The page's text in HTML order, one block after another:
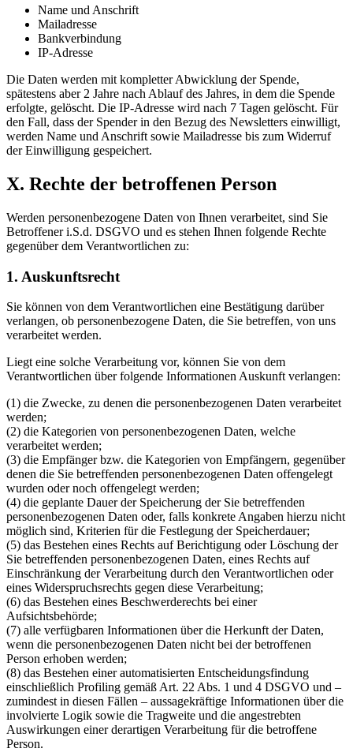
Name und Anschrift
Mailadresse
Bankverbindung
IP-Adresse
Die Daten werden mit kompletter Abwicklung der Spende,
spätestens aber 2 Jahre nach Ablauf des Jahres, in dem die Spende
erfolgte, gelöscht. Die IP-Adresse wird nach 7 Tagen gelöscht. Für
den Fall, dass der Spender in den Bezug des Newsletters einwilligt,
werden Name und Anschrift sowie Mailadresse bis zum Widerruf
der Einwilligung gespeichert.
X. Rechte der betroffenen Person
Werden personenbezogene Daten von Ihnen verarbeitet, sind Sie
Betroffener i.S.d. DSGVO und es stehen Ihnen folgende Rechte
gegenüber dem Verantwortlichen zu:
1. Auskunftsrecht
Sie können von dem Verantwortlichen eine Bestätigung darüber
verlangen, ob personenbezogene Daten, die Sie betreffen, von uns
verarbeitet werden.
Liegt eine solche Verarbeitung vor, können Sie von dem
Verantwortlichen über folgende Informationen Auskunft verlangen:
(1) die Zwecke, zu denen die personenbezogenen Daten verarbeitet
werden;
(2) die Kategorien von personenbezogenen Daten, welche
verarbeitet werden;
(3) die Empfänger bzw. die Kategorien von Empfängern, gegenüber
denen die Sie betreffenden personenbezogenen Daten offengelegt
wurden oder noch offengelegt werden;
(4) die geplante Dauer der Speicherung der Sie betreffenden
personenbezogenen Daten oder, falls konkrete Angaben hierzu nicht
möglich sind, Kriterien für die Festlegung der Speicherdauer;
(5) das Bestehen eines Rechts auf Berichtigung oder Löschung der
Sie betreffenden personenbezogenen Daten, eines Rechts auf
Einschränkung der Verarbeitung durch den Verantwortlichen oder
eines Widerspruchsrechts gegen diese Verarbeitung;
(6) das Bestehen eines Beschwerderechts bei einer
Aufsichtsbehörde;
(7) alle verfügbaren Informationen über die Herkunft der Daten,
wenn die personenbezogenen Daten nicht bei der betroffenen
Person erhoben werden;
(8) das Bestehen einer automatisierten Entscheidungsfindung
einschließlich Profiling gemäß Art. 22 Abs. 1 und 4 DSGVO und –
zumindest in diesen Fällen – aussagekräftige Informationen über die
involvierte Logik sowie die Tragweite und die angestrebten
Auswirkungen einer derartigen Verarbeitung für die betroffene
Person.